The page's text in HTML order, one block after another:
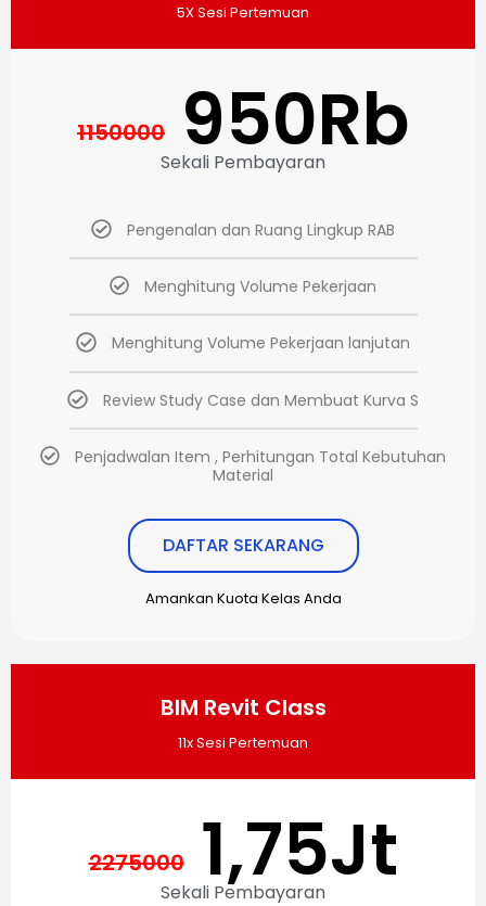
5X Sesi Pertemuan
1150000 950Rb
Sekali Pembayaran
Pengenalan dan Ruang Lingkup RAB
Menghitung Volume Pekerjaan
Menghitung Volume Pekerjaan lanjutan
Review Study Case dan Membuat Kurva S
Penjadwalan Item , Perhitungan Total Kebutuhan
Material
DAFTAR SEKARANG
Amankan Kuota Kelas Anda
BIM Revit Class
11x Sesi Pertemuan
2275000 1,75Jt
Sekali Pembayaran